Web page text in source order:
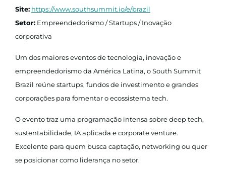
Site: https://www.southsummit.io/e/brazil
Setor: Empreendedorismo / Startups / Inovação
corporativa
Um dos maiores eventos de tecnologia, inovação e
empreendedorismo da América Latina, o South Summit
Brazil reúne startups, fundos de investimento e grandes
corporações para fomentar o ecossistema tech.
O evento traz uma programação intensa sobre deep tech,
sustentabilidade, IA aplicada e corporate venture.
Excelente para quem busca captação, networking ou quer
se posicionar como liderança no setor.